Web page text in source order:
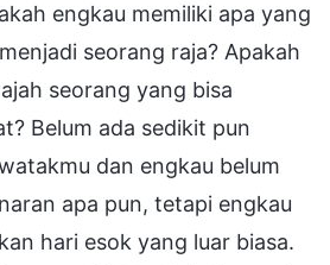
engkau memiliki apa yang
seorang raja? Apakah
seorang yang bisa
Belum ada sedikit pun
dan engkau belum
apa pun, tetapi engkau
hari esok yang luar biasa.